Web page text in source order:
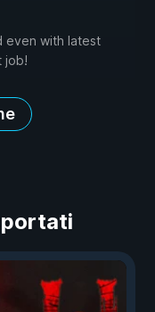
even with latest
job!